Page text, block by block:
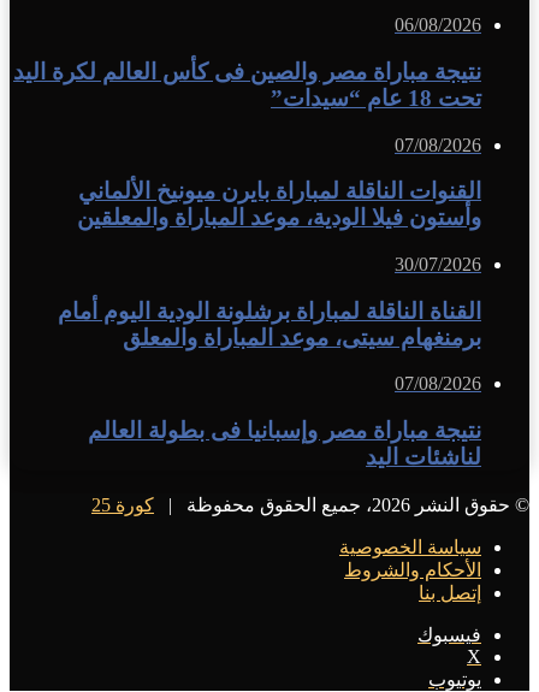
06/08/2026
نتيجة مباراة مصر والصين فى كأس العالم لكرة اليد
تحت 18 عام “سيدات”
07/08/2026
القنوات الناقلة لمباراة بايرن ميونيخ الألماني
وأستون فيلا الودية، موعد المباراة والمعلقين
30/07/2026
القناة الناقلة لمباراة برشلونة الودية اليوم أمام
برمنغهام سيتى، موعد المباراة والمعلق
07/08/2026
نتيجة مباراة مصر وإسبانيا فى بطولة العالم
لناشئات اليد
© حقوق النشر 2026، جميع الحقوق محفوظة | كورة 25
سياسة الخصوصية
الأحكام والشروط
إتصل بنا
فيسبوك
X
يوتيوب